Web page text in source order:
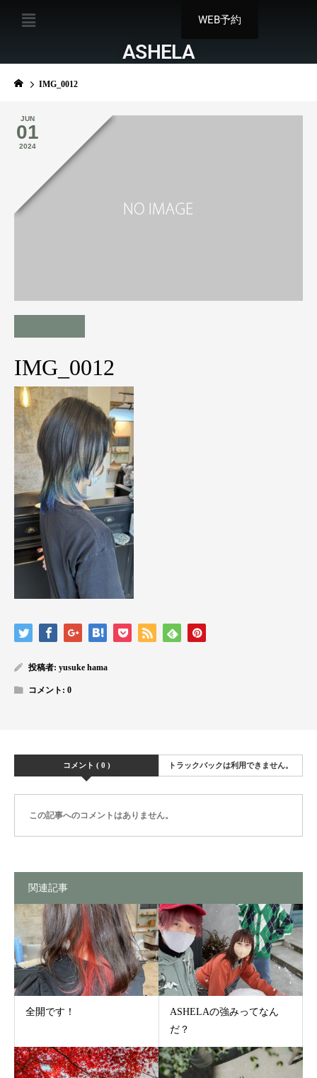
WEB予約
ASHELA
IMG_0012
JUN
01
2024
IMG_0012
投稿者: yusuke hama
コメント: 0
コメント ( 0 ) トラックバックは利用できません。
この記事へのコメントはありません。
関連記事
全開です！
ASHELAの強みってなん
だ？